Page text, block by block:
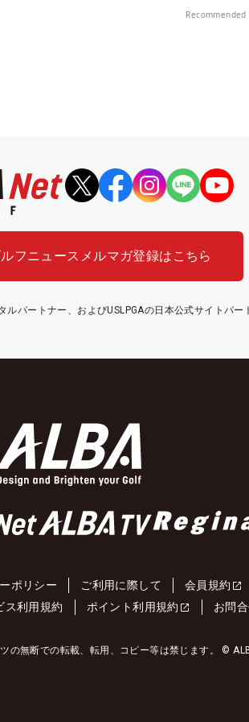
Recommended
フニュース メルマガ登録はこちら
パートナー、およびUSLPGAの日本公式サイトパー
ポリシー ご利用に際して 会員規約
ス利用規約 ポイント利用規約 お問
の無断での転載、転用、コピー等は禁じます。 ©